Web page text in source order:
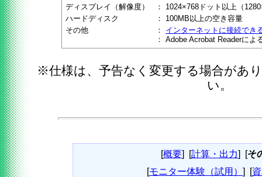
ディスプレイ（解像度）
：
1024×768ドット以上（
ハードディスク
：
100MB以上の空き容量
その他
：
：
インターネットに接続でき
Adobe Acrobat Readerによ
※仕様は、予告なく変更する場合があ
い。
[概要] [計算・出力] [そ
[モニター体験（試用） ] [